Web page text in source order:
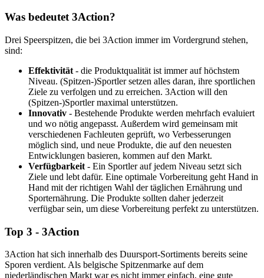
Was bedeutet 3Action?
Drei Speerspitzen, die bei 3Action immer im Vordergrund stehen,
sind:
Effektivität - die Produktqualität ist immer auf höchstem
Niveau. (Spitzen-)Sportler setzen alles daran, ihre sportlichen
Ziele zu verfolgen und zu erreichen. 3Action will den
(Spitzen-)Sportler maximal unterstützen.
Innovativ - Bestehende Produkte werden mehrfach evaluiert
und wo nötig angepasst. Außerdem wird gemeinsam mit
verschiedenen Fachleuten geprüft, wo Verbesserungen
möglich sind, und neue Produkte, die auf den neuesten
Entwicklungen basieren, kommen auf den Markt.
Verfügbarkeit - Ein Sportler auf jedem Niveau setzt sich
Ziele und lebt dafür. Eine optimale Vorbereitung geht Hand in
Hand mit der richtigen Wahl der täglichen Ernährung und
Sporternährung. Die Produkte sollten daher jederzeit
verfügbar sein, um diese Vorbereitung perfekt zu unterstützen.
Top 3 - 3Action
3Action hat sich innerhalb des Duursport-Sortiments bereits seine
Sporen verdient. Als belgische Spitzenmarke auf dem
niederländischen Markt war es nicht immer einfach, eine gute